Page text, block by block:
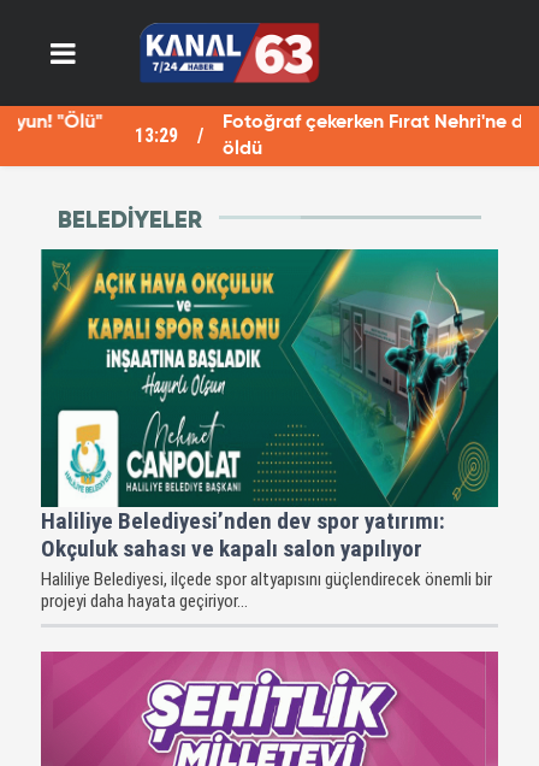
13:29
Fotoğraf çekerken Fırat Nehri'ne düşen Havva
BELEDIYELER
Haliliye Belediyesi’nden dev spor yatırımı:
Okçuluk sahası ve kapalı salon yapılıyor
Haliliye Belediyesi, ilçede spor altyapısını güçlendirecek önemli bir
projeyi daha hayata geçiriyor...